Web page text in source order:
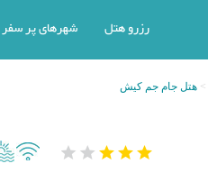
رزرو هتل شهرهای پر سفر
هتل جام جم کیش